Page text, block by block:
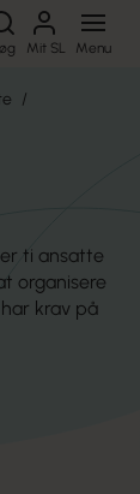
Mit SL Menu
Søg
ti ansatte
organisere
krav på